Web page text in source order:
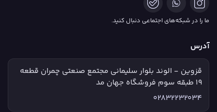
ما را در شبکه‌های اجتماعی دنبال کنید.
آدرس
قزوین - الوند بلوار سلیمانی مجتمع صنعتی چمران قطعه
۱۹ طبقه سوم فروشگاه جهان مد
02832232034